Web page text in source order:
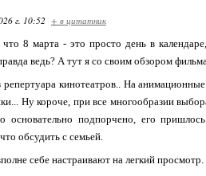
г. 10:52 + в цитатник
8 марта - это просто день в
ведь? А тут я со своим обзором
кинотеатров.. На
Ну короче, при все многообразии
основательно подпорчено, его
обсудить с семьей.
себе настраивают на легкий просмотр.